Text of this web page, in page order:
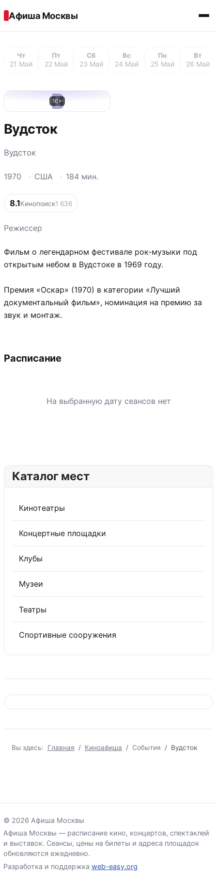
Афиша Москвы
Чт
21 Май
Пт
22 Май
Сб
23 Май
Вс
24 Май
Пн
25 Май
Вт
26 Май
В
16+
Вудсток
Вудсток
1970 · США · 184 мин.
8.1Кинопоиск1 636
Режиссер
Фильм о легендарном фестивале рок-музыки под
открытым небом в Вудстоке в 1969 году.
Премия «Оскар» (1970) в категории «Лучший
документальный фильм», номинация на премию за
звук и монтаж.
Расписание
На выбранную дату сеансов нет
Каталог мест
Кинотеатры
Концертные площадки
Клубы
Музеи
Театры
Спортивные сооружения
Вы здесь: Главная Киноафиша События Вудсток
© 2026 Афиша Москвы
Афиша Москвы — расписание кино, концертов, спектаклей
и выставок. Сеансы, цены на билеты и адреса площадок
обновляются ежедневно.
Разработка и поддержкаweb-easy.org